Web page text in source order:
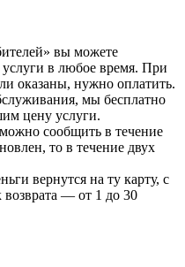
вы можете
услуги в любое время. При
оказаны, нужно оплатить.
мы бесплатно
цену услуги.
сообщить в течение
то в течение двух
вернутся на ту карту, с
— от 1 до 30